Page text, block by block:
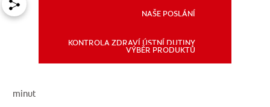
NAŠE POSLÁNÍ
KONTROLA ZDRAVÍ ÚSTNÍ DUTINY
VÝBĚR PRODUKTŮ
minut